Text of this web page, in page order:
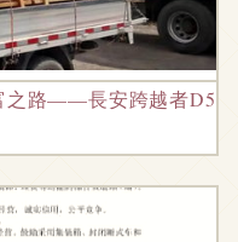
之路——長安跨越者D5